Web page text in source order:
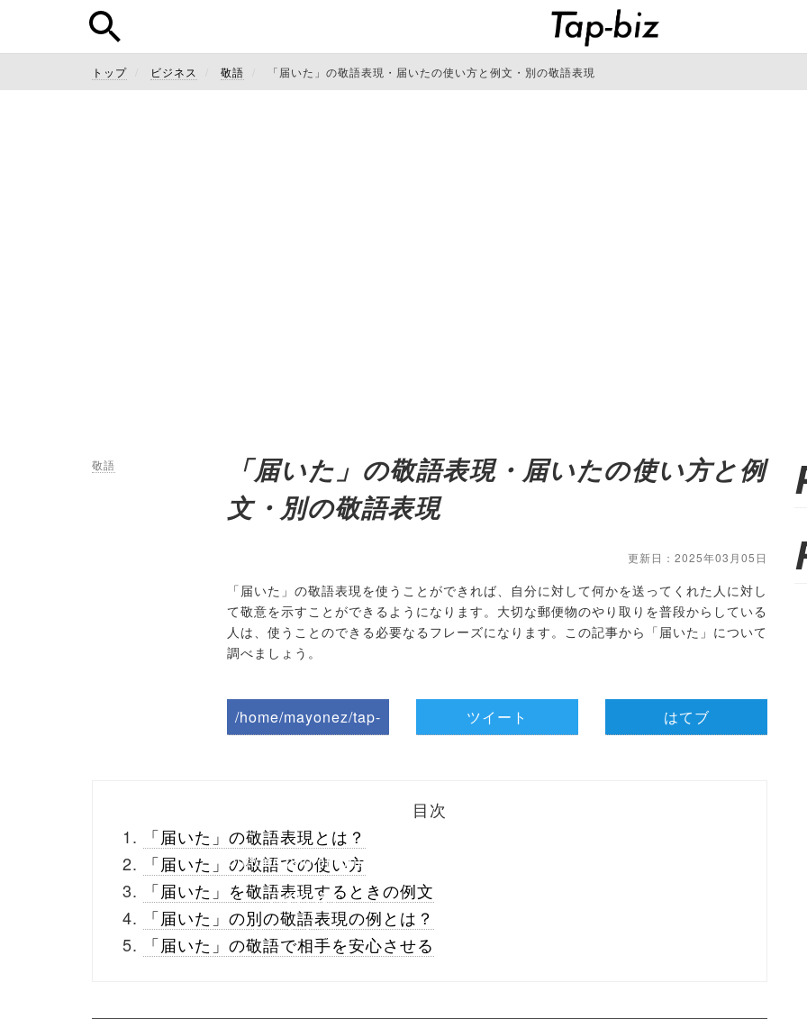
トップ ビジネス 敬語 「届いた」の敬語表現・届いたの使い方と例文・別の敬語表現
敬語
「届いた」の敬語表現・届いたの使い方と例
文・別の敬語表現
更新日：2025年03月05日
「届いた」の敬語表現を使うことができれば、自分に対して何かを送ってくれた人に対し
て敬意を示すことができるようになります。大切な郵便物のやり取りを普段からしている
人は、使うことのできる必要なるフレーズになります。この記事から「届いた」について
調べましょう。
/home/mayonez/tap-
_theme/parts/sns-
buttons.php on line
/1041451"
onclick="window.open
ツイート はてブ
目次
「届いた」の敬語表現とは？
「届いた」の敬語での使い方
「届いた」を敬語表現するときの例文
「届いた」の別の敬語表現の例とは？
「届いた」の敬語で相手を安心させる